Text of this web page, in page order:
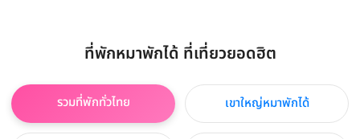
ที่พักหมาพักได้ ที่เที่ยวยอดฮิต
รวมที่พักทั่วไทย เขาใหญ่หมาพักได้